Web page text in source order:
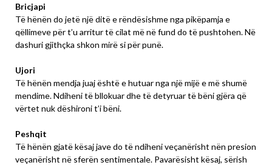
Bricjapi
Të hënën do jetë një ditë e rëndësishme nga pikëpamja e
qëllimeve për t’u arritur të cilat më në fund do të pushtohen. Në
dashuri gjithçka shkon mirë si për punë.
Ujori
Të hënën mendja juaj është e hutuar nga një mijë e më shumë
mendime. Ndiheni të bllokuar dhe të detyruar të bëni gjëra që
vërtet nuk dëshironi t’i bëni.
Peshqit
Të hënën gjatë kësaj jave do të ndiheni veçanërisht nën presion
veçanërisht në sferën sentimentale. Pavarësisht kësaj, sërish